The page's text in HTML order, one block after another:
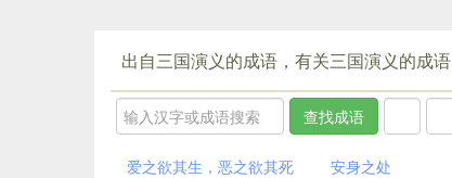
出自三国演义的成语，有关三国演义的成语
爱之欲其生，恶之欲其死 安身之处